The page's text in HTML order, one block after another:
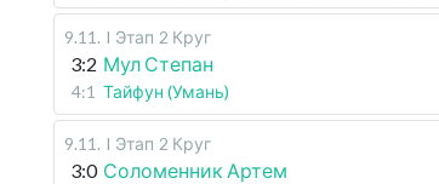
9.11 . I Этап 2 Круг
3:2 Мул Степан
4:1 Тайфун (Умань)
9.11 . I Этап 2 Круг
3:0 Соломенник Артем